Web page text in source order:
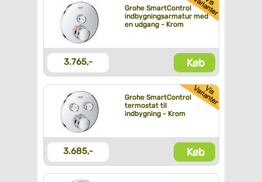
Grohe SmartControl
indbygningsarmatur med
en udgang - Krom
3.765,- Køb
Grohe SmartControl
termostat til
indbygning - Krom
3.685,- Køb